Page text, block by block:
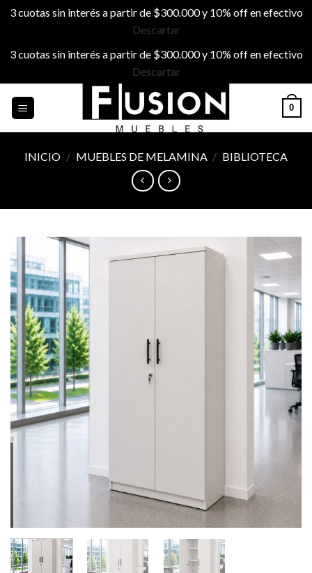
3 cuotas sin interés a partir de $300.000 y 10% off en efectivo
Descartar
3 cuotas sin interés a partir de $300.000 y 10% off en efectivo
Descartar
0
INICIO / MUEBLES DE MELAMINA / BIBLIOTECA